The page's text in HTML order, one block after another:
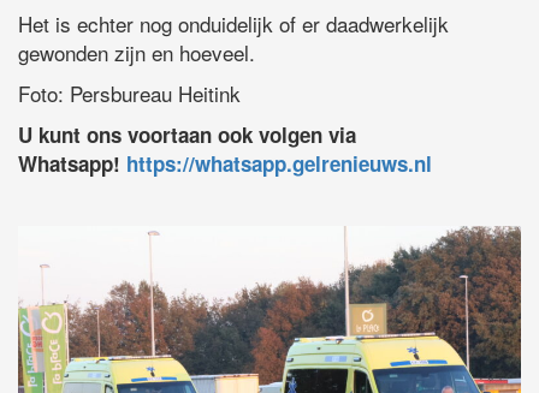
Het is echter nog onduidelijk of er daadwerkelijk
gewonden zijn en hoeveel.
Foto: Persbureau Heitink
U kunt ons voortaan ook volgen via
Whatsapp! https://whatsapp.gelrenieuws.nl